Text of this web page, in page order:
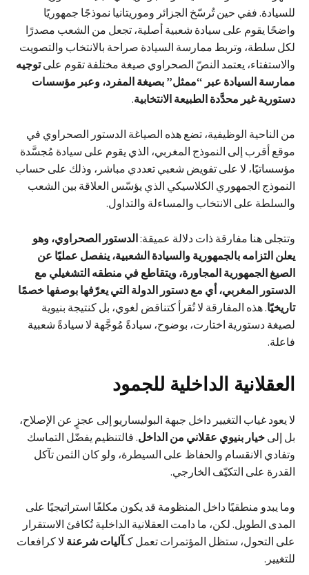
للسيادة. ففي حين تُرسّخ الجزائر وموريتانيا نموذجًا جمهوريًا
واضحًا يقوم على سيادة شعبية أصلية، تجعل من الشعب مصدرًا
لكل سلطة، وتربط ممارسة السيادة صراحة بالانتخاب والتصويت
والاستفتاء، يعتمد النصّ الصحراوي صيغة مختلفة تقوم علىتوجيه
ممارسة السيادة عبر “ممثل” بصيغة المفرد، وعبر مؤسسات
دستورية غير محدَّدة الطبيعة الانتخابية.
من الناحية الوظيفية، تضع هذه الصياغة الدستور الصحراوي في
موقع أقرب إلى النموذج المغربي، الذي يقوم على سيادة مُجسَّدة
مؤسساتيًا، لا على تفويض شعبي تعددي مباشر، وذلك على حساب
النموذج الجمهوري الكلاسيكي الذي يؤسّس العلاقة بين الشعب
والسلطة على الانتخاب والمساءلة والتداول.
وتتجلى هنا مفارقة ذات دلالة عميقة:الدستور الصحراوي، وهو
يعلن التزامه بالجمهورية والسيادة الشعبية، ينفصل عمليًا عن
الصيغ الجمهورية المجاورة، ويتقاطع في منطقه التشغيلي مع
الدستور المغربي، أي مع دستور الدولة التي يعرّفها بوصفها خصمًا
تاريخيًا. هذه المفارقة لا تُقرأ كتناقض لغوي، بل كنتيجة بنيوية
لصيغة دستورية اختارت، بوضوح، سيادةً مُوجَّهة لا سيادةً شعبية
فاعلة.
العقلانية الداخلية للجمود
لا يعود غياب التغيير داخل جبهة البوليساريو إلى عجزٍ عن الإصلاح،
بل إلى خيار بنيوي عقلاني من الداخل. فالتنظيم يفضّل التماسك
وتفادي الانقسام والحفاظ على السيطرة، ولو كان الثمن تآكل
القدرة على التكيّف الخارجي.
وما يبدو منطقيًا داخل المنظومة قد يكون مكلفًا استراتيجيًا على
المدى الطويل. لكن، ما دامت العقلانية الداخلية تُكافئ الاستقرار
على التحول، ستظل المؤتمرات تعمل كـآليات شرعنة لا كرافعات
للتغيير.